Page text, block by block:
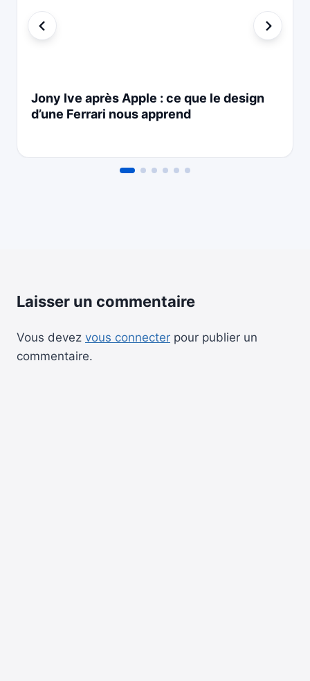
Jony Ive après Apple : ce que le design
d’une Ferrari nous apprend
Laisser un commentaire
Vous devez vous connecter pour publier un
commentaire.